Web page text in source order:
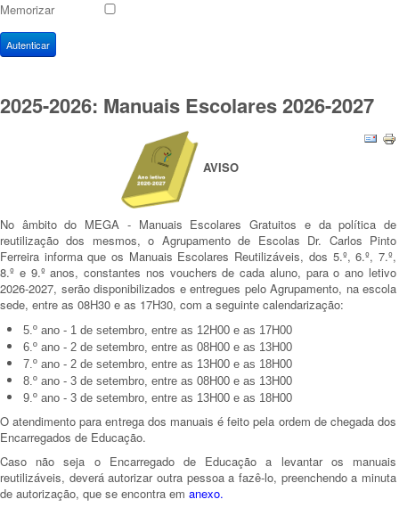
Memorizar
Autenticar
2025-2026: Manuais Escolares 2026-2027
AVISO
No âmbito do MEGA - Manuais Escolares Gratuitos e da política de
reutilização dos mesmos, o Agrupamento de Escolas Dr. Carlos Pinto
Ferreira informa que os Manuais Escolares Reutilizáveis, dos 5.º, 6.º, 7.º,
8.º e 9.º anos, constantes nos vouchers de cada aluno, para o ano letivo
2026-2027, serão disponibilizados e entregues pelo Agrupamento, na escola
sede, entre as 08H30 e as 17H30, com a seguinte calendarização:
5.º ano - 1 de setembro, entre as 12H00 e as 17H00
6.º ano - 2 de setembro, entre as 08H00 e as 13H00
7.º ano - 2 de setembro, entre as 13H00 e as 18H00
8.º ano - 3 de setembro, entre as 08H00 e as 13H00
9.º ano - 3 de setembro, entre as 13H00 e as 18H00
O atendimento para entrega dos manuais é feito pela ordem de chegada dos
Encarregados de Educação.
Caso não seja o Encarregado de Educação a levantar os manuais
reutilizáveis, deverá autorizar outra pessoa a fazê-lo, preenchendo a minuta
de autorização, que se encontra em anexo.